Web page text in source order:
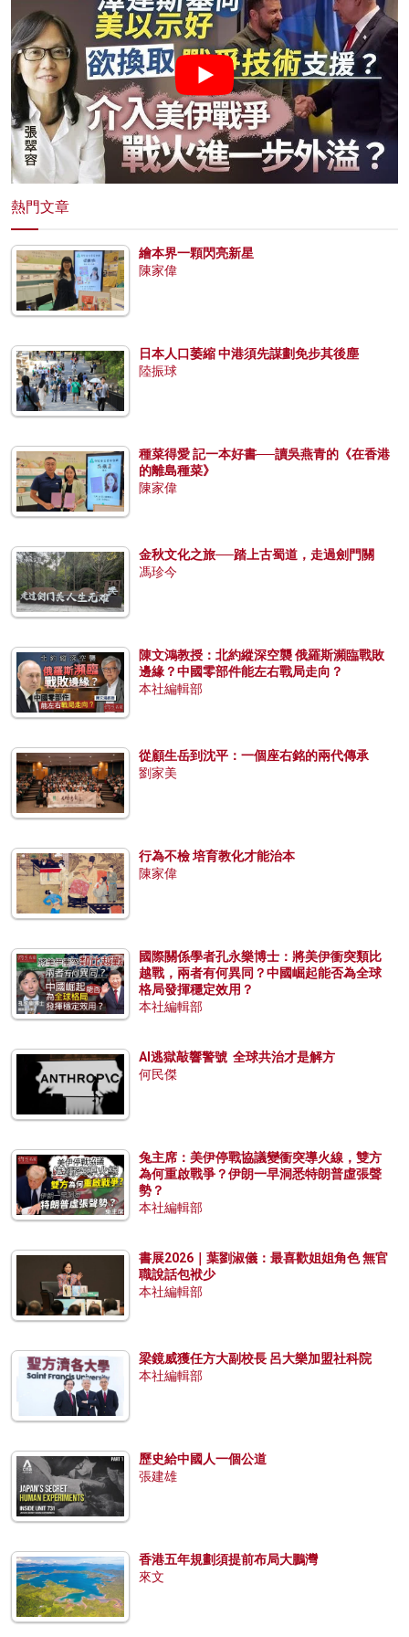
熱門文章
繪本界一顆閃亮新星
陳家偉
日本人口萎縮 中港須先謀劃免步其後塵
陸振球
種菜得愛 記一本好書──讀吳燕青的《在香港
的離島種菜》
陳家偉
金秋文化之旅──踏上古蜀道，走過劍門關
馮珍今
陳文鴻教授：北約縱深空襲 俄羅斯瀕臨戰敗
邊緣？中國零部件能左右戰局走向？
本社編輯部
從顧生岳到沈平：一個座右銘的兩代傳承
劉家美
行為不檢 培育教化才能治本
陳家偉
國際關係學者孔永樂博士：將美伊衝突類比
越戰，兩者有何異同？中國崛起能否為全球
格局發揮穩定效用？
本社編輯部
AI逃獄敲響警號 全球共治才是解方
何民傑
兔主席：美伊停戰協議變衝突導火線，雙方
為何重啟戰爭？伊朗一早洞悉特朗普虛張聲
勢？
本社編輯部
書展2026｜葉劉淑儀：最喜歡姐姐角色 無官
職說話包袱少
本社編輯部
梁鏡威獲任方大副校長 呂大樂加盟社科院
本社編輯部
歷史給中國人一個公道
張建雄
香港五年規劃須提前布局大鵬灣
來文